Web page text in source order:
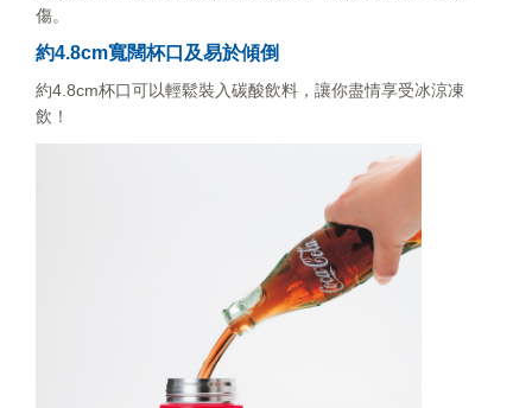
傷。
約4.8cm寬闊杯口及易於傾倒
約4.8cm杯口可以輕鬆裝入碳酸飲料，讓你盡情享受冰涼凍
飲！